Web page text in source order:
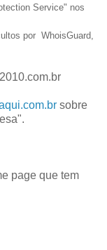
Service" nos
por WhoisGuard,
sobre
page que tem